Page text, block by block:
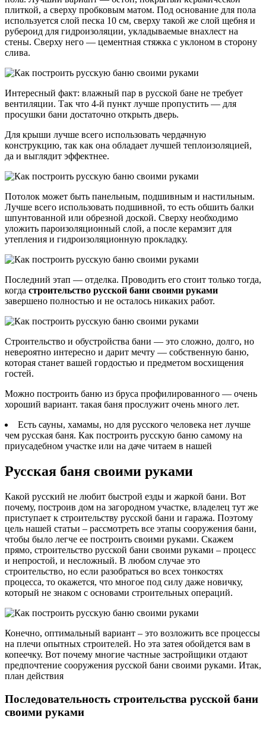
плиткой, а сверху пробковым матом. Под основание для пола
используется слой песка 10 см, сверху такой же слой щебня и
рубероид для гидроизоляции, укладываемые внахлест на
стены. Сверху него — цементная стяжка с уклоном в сторону
слива.
Интересный факт: влажный пар в русской бане не требует
вентиляции. Так что 4-й пункт лучше пропустить — для
просушки бани достаточно открыть дверь.
Для крыши лучше всего использовать чердачную
конструкцию, так как она обладает лучшей теплоизоляцией,
да и выглядит эффектнее.
Потолок может быть панельным, подшивным и настильным.
Лучше всего использовать подшивной, то есть обшить балки
шпунтованной или обрезной доской. Сверху необходимо
уложить пароизоляционный слой, а после керамзит для
утепления и гидроизоляционную прокладку.
Последний этап — отделка. Проводить его стоит только тогда,
когда строительство русской бани своими руками
завершено полностью и не осталось никаких работ.
Строительство и обустройства бани — это сложно, долго, но
невероятно интересно и дарит мечту — собственную баню,
которая станет вашей гордостью и предметом восхищения
гостей.
Можно построить баню из бруса профилированного — очень
хороший вариант. такая баня прослужит очень много лет.
Есть сауны, хамамы, но для русского человека нет лучше
чем русская баня. Как построить русскую баню самому на
приусадебном участке или на даче читаем в нашей
Русская баня своими руками
Какой русский не любит быстрой езды и жаркой бани. Вот
почему, построив дом на загородном участке, владелец тут же
приступает к строительству русской бани и гаража. Поэтому
цель нашей статьи – рассмотреть все этапы сооружения бани,
чтобы было легче ее построить своими руками. Скажем
прямо, строительство русской бани своими руками – процесс
и непростой, и несложный. В любом случае это
строительство, но если разобраться во всех тонкостях
процесса, то окажется, что многое под силу даже новичку,
который не знаком с основами строительных операций.
Конечно, оптимальный вариант – это возложить все процессы
на плечи опытных строителей. Но эта затея обойдется вам в
копеечку. Вот почему многие частные застройщики отдают
предпочтение сооружения русской бани своими руками. Итак,
план действия
Последовательность строительства русской бани
своими руками